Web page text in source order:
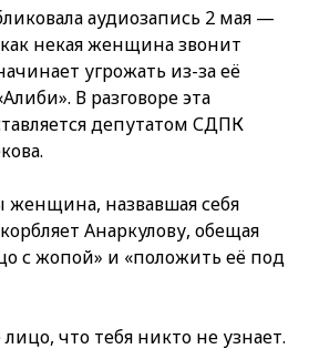
аудиозапись 2 мая —
некая женщина звонит
угрожать из-за её
В разговоре эта
депутатом СДПК
женщина, назвавшая себя
Анаркулову, обещая
с жопой» и «положить её под
что тебя никто не узнает.